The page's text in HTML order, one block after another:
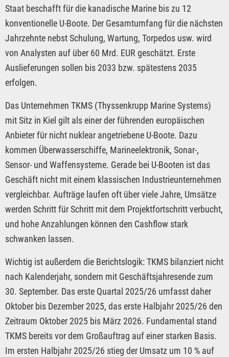
Staat beschafft für die kanadische Marine bis zu 12
konventionelle U-Boote. Der Gesamtumfang für die nächsten
Jahrzehnte nebst Schulung, Wartung, Torpedos usw. wird
von Analysten auf über 60 Mrd. EUR geschätzt. Erste
Auslieferungen sollen bis 2033 bzw. spätestens 2035
erfolgen.
Das Unternehmen TKMS (Thyssenkrupp Marine Systems)
mit Sitz in Kiel gilt als einer der führenden europäischen
Anbieter für nicht nuklear angetriebene U-Boote. Dazu
kommen Überwasserschiffe, Marineelektronik, Sonar-,
Sensor- und Waffensysteme. Gerade bei U-Booten ist das
Geschäft nicht mit einem klassischen Industrieunternehmen
vergleichbar. Aufträge laufen oft über viele Jahre, Umsätze
werden Schritt für Schritt mit dem Projektfortschritt verbucht,
und hohe Anzahlungen können den Cashflow stark
schwanken lassen.
Wichtig ist außerdem die Berichtslogik: TKMS bilanziert nicht
nach Kalenderjahr, sondern mit Geschäftsjahresende zum
30. September. Das erste Quartal 2025/26 umfasst daher
Oktober bis Dezember 2025, das erste Halbjahr 2025/26 den
Zeitraum Oktober 2025 bis März 2026. Fundamental stand
TKMS bereits vor dem Großauftrag auf einer starken Basis.
Im ersten Halbjahr 2025/26 stieg der Umsatz um 10 % auf